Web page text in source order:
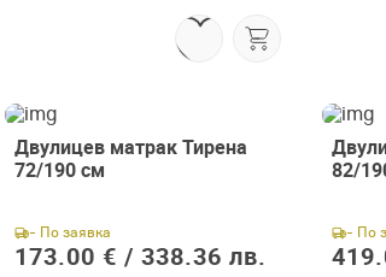
Двулицев матрак Тирена
72/190 см
- По заявка
173.00 € / 338.36 лв.
82/
- По